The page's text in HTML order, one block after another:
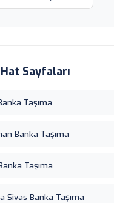
Sayfaları
Taşıma
Banka Taşıma
Taşıma
Sivas Banka Taşıma